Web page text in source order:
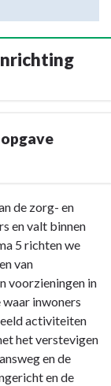
de zorg- en
en valt binnen
5 richten we
van
voorzieningen in
waar inwoners
activiteiten
het verstevigen
en de
en de